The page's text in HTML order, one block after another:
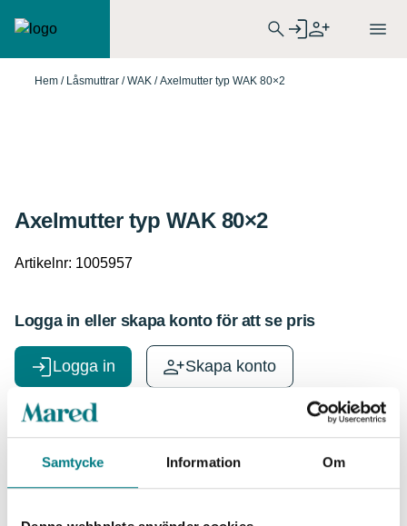
Samtycke Information Om
Hem / Låsmuttrar /WAK / Axelmutter typ WAK 80×2
Logga in eller skapa konto för att se pris
Logga in Skapa konto
Specifikationer
Dokument
Axelmutter typ WAK 80×2
Artikelnr: 1005957